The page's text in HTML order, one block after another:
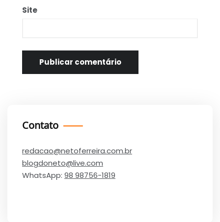
Site
Contato
redacao@netoferreira.com.br
blogdoneto@live.com
WhatsApp: 98 98756-1819